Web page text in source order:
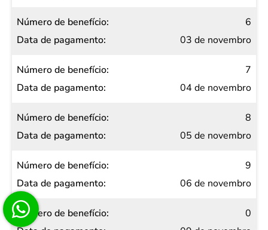
6
03 de novembro
7
04 de novembro
8
05 de novembro
9
06 de novembro
0